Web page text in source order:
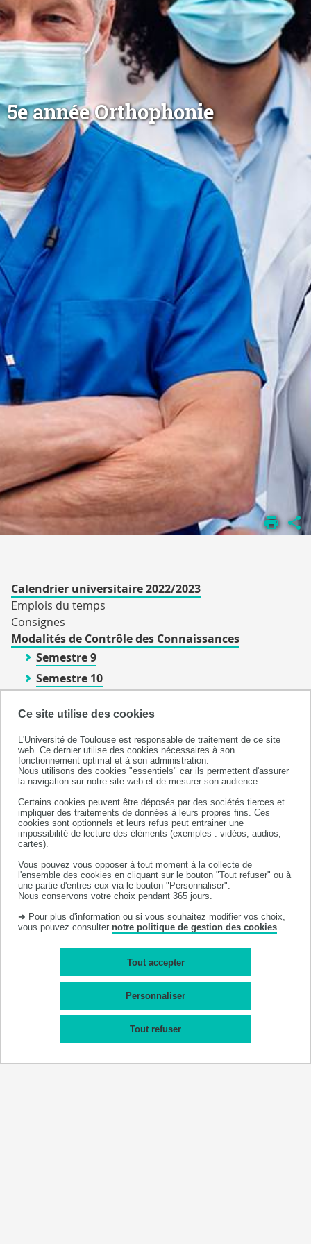
Ce site utilise des cookies
L'Université de Toulouse est responsable de traitement de ce site
web. Ce dernier utilise des cookies nécessaires à son
fonctionnement optimal et à son administration.
Nous utilisons des cookies "essentiels" car ils permettent d'assurer
la navigation sur notre site web et de mesurer son audience.
Certains cookies peuvent être déposés par des sociétés tierces et
impliquer des traitements de données à leurs propres fins. Ces
cookies sont optionnels et leurs refus peut entrainer une
impossibilité de lecture des éléments (exemples : vidéos, audios,
cartes).
Vous pouvez vous opposer à tout moment à la collecte de
l'ensemble des cookies en cliquant sur le bouton "Tout refuser" ou à
une partie d'entres eux via le bouton "Personnaliser".
Nous conservons votre choix pendant 365 jours.
➜ Pour plus d'information ou si vous souhaitez modifier vos choix,
vous pouvez consulter notre politique de gestion des cookies
Tout accepter
Tout refuser
Personnaliser
5e année Orthophonie
ACCUEIL
FORMATIONS
ORTHOPHONIE
Calendrier universitaire 2022/2023
Emplois du temps
Consignes
Modalités de Contrôle des Connaissances
Semestre 9
Semestre 10
CC
Arrêtés de jurys
Semestre 1
Semestre 2
Global
Diplôme
Examens
Semestre 1
Semestre 2
Session 2